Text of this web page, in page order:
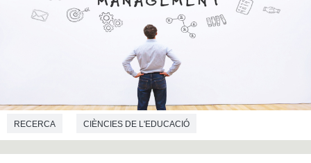
RECERCA CIÈNCIES DE L'EDUCACIÓ